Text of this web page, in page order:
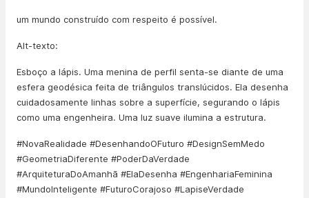
um mundo construído com respeito é possível.
Alt-texto:
Esboço a lápis. Uma menina de perfil senta-se diante de uma
esfera geodésica feita de triângulos translúcidos. Ela desenha
cuidadosamente linhas sobre a superfície, segurando o lápis
como uma engenheira. Uma luz suave ilumina a estrutura.
#NovaRealidade #DesenhandoOFuturo #DesignSemMedo
#GeometriaDiferente #PoderDaVerdade
#ArquiteturaDoAmanhã #ElaDesenha #EngenhariaFeminina
#MundoInteligente #FuturoCorajoso #LapiseVerdade